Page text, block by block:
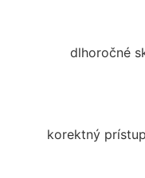
dlhoročné
korektný